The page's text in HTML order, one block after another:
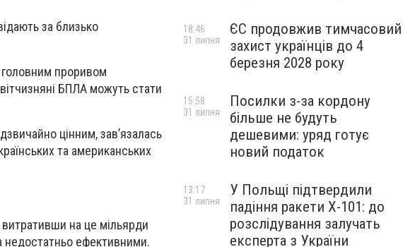
за близько
проривом
БПЛА можуть стати
цінним, зав’язалась
та американських
на це мільярди
недостатньо ефективними.
ЄС продовжив тимчасовий
захист українців до 4
березня 2028 року
18:46
31 липня
Посилки з-за кордону
більше не будуть
дешевими: уряд готує
новий податок
15:58
31 липня
У Польщі підтвердили
падіння ракети Х-101: до
розслідування залучать
експерта з України
13:17
31 липня